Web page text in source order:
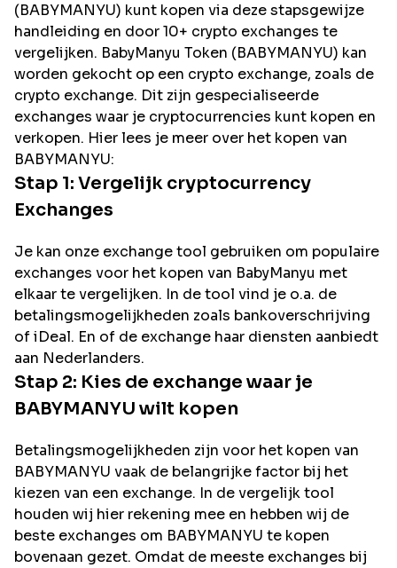
(BABYMANYU) kunt kopen via deze stapsgewijze
handleiding en door 10+ crypto exchanges te
vergelijken. BabyManyu Token (BABYMANYU) kan
worden gekocht op een crypto exchange, zoals de
crypto exchange. Dit zijn gespecialiseerde
exchanges waar je cryptocurrencies kunt kopen en
verkopen. Hier lees je meer over het kopen van
BABYMANYU:
Stap 1: Vergelijk cryptocurrency
Exchanges
Je kan onze exchange tool gebruiken om populaire
exchanges voor het kopen van BabyManyu met
elkaar te vergelijken. In de tool vind je o.a. de
betalingsmogelijkheden zoals bankoverschrijving
of iDeal. En of de exchange haar diensten aanbiedt
aan Nederlanders.
Stap 2: Kies de exchange waar je
BABYMANYU wilt kopen
Betalingsmogelijkheden zijn voor het kopen van
BABYMANYU vaak de belangrijke factor bij het
kiezen van een exchange. In de vergelijk tool
houden wij hier rekening mee en hebben wij de
beste exchanges om BABYMANYU te kopen
bovenaan gezet. Omdat de meeste exchanges bij